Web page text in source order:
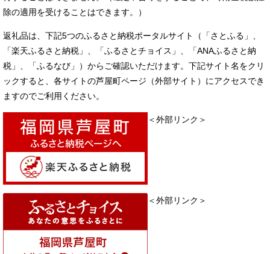
除の適用を受けることはできます。）
返礼品は、下記5つのふるさと納税ポータルサイト（「さとふる」、
「楽天ふるさと納税」、「ふるさとチョイス」、「ANAふるさと納
税」、「ふるなび」）からご確認いただけます。下記サイト名をクリ
ックすると、各サイトの芦屋町ページ（外部サイト）にアクセスでき
ますのでご利用ください。
＜外部リンク＞
＜外部リンク＞